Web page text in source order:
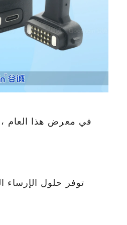
في معرض هذا العام ،
، توفر حلول الإرساء